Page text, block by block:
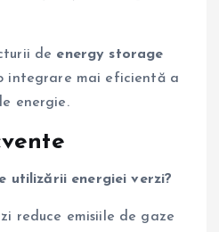
de energy storage
integrare mai eficientă a
energie.
utilizării energiei verzi?
reduce emisiile de gaze